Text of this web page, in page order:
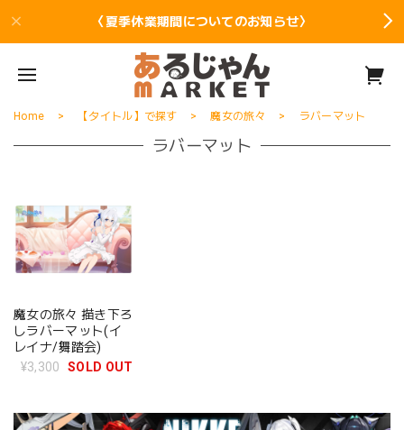
〈夏季休業期間についてのお知らせ〉
Home 【タイトル】で探す 魔女の旅々 ラバーマット
ラバーマット
魔女の旅々 描き下ろ
しラバーマット(イ
レイナ/舞踏会)
¥3,300
SOLD OUT